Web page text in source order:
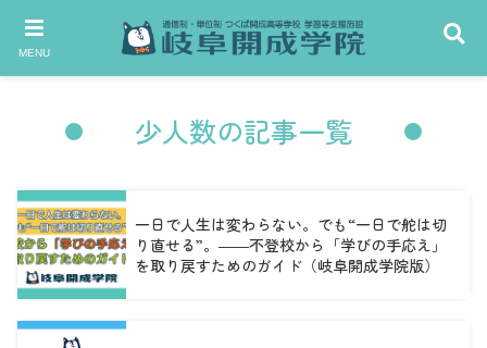
MENU
少人数の記事一覧
一日で人生は変わらない。でも“一日で舵は切
り直せる”。――不登校から「学びの手応え」
を取り戻すためのガイド（岐阜開成学院版）